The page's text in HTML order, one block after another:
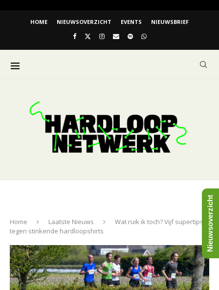
HOME NIEUWSOVERZICHT EVENTS NIEUWSBRIEF
Home Laatste Nieuws
Wat ruik ik toch? Vijf supertips
tegen stinkende hardloopshirts
Nieuwsoverzicht